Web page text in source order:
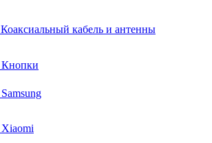
Коаксиальный кабель и антенны
Кнопки
Samsung
Xiaomi